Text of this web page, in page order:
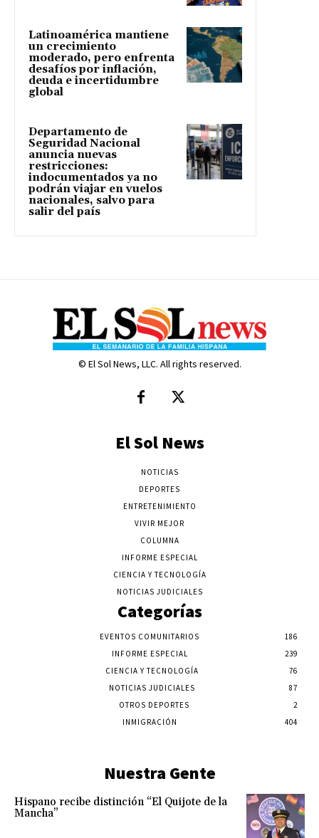
Latinoamérica mantiene
un crecimiento
moderado, pero enfrenta
desafíos por inflación,
deuda e incertidumbre
global
Departamento de
Seguridad Nacional
anuncia nuevas
restricciones:
indocumentados ya no
podrán viajar en vuelos
nacionales, salvo para
salir del país
© El Sol News, LLC. All rights reserved.
El Sol News
NOTICIAS
DEPORTES
ENTRETENIMIENTO
VIVIR MEJOR
COLUMNA
INFORME ESPECIAL
CIENCIA Y TECNOLOGÍA
NOTICIAS JUDICIALES
Categorías
EVENTOS COMUNITARIOS
186
INFORME ESPECIAL
239
CIENCIA Y TECNOLOGÍA
76
NOTICIAS JUDICIALES
87
OTROS DEPORTES
2
INMIGRACIÓN
404
Nuestra Gente
Hispano recibe distinción “El Quijote de la
Mancha”